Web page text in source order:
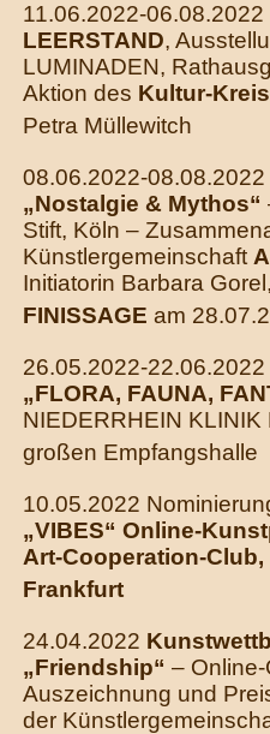
11.06.2022-06.08.2022
LEERSTAND,
LUMINADEN,
Aktion des Kultur-
Petra Müllewitch
08.06.2022-
„Nostalgie & Mythos“
Stift, Köln –
Künstlergemeinschaft
Initiatorin Barbara Gorel,
FINISSAGE am
26.05.2022-
„FLORA, FAUNA,
NIEDERRHEIN
großen Empfangshalle
10.05.2022
„VIBES“ Online-
Art-Cooperation-Club,
Frankfurt
24.04.2022
„Friendship“ –
Auszeichnung und
der